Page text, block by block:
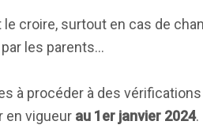
croire, surtout en cas de
les parents…
à procéder à des
en vigueur au 1er janvier 2024.